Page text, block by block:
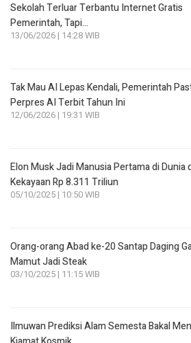
Sekolah Terluar Terbantu Internet Gratis
Pemerintah, Tapi…
13/06/2026 | 14:28 WIB
Tak Mau AI Lepas Kendali, Pemerintah
Perpres AI Terbit Tahun Ini
12/06/2026 | 19:31 WIB
Elon Musk Jadi Manusia Pertama di Dunia
Kekayaan Rp 8.311 Triliun
05/10/2025 | 10:50 WIB
Orang-orang Abad ke-20 Santap Daging
Mamut Jadi Steak
03/10/2025 | 11:15 WIB
Ilmuwan Prediksi Alam Semesta Bakal